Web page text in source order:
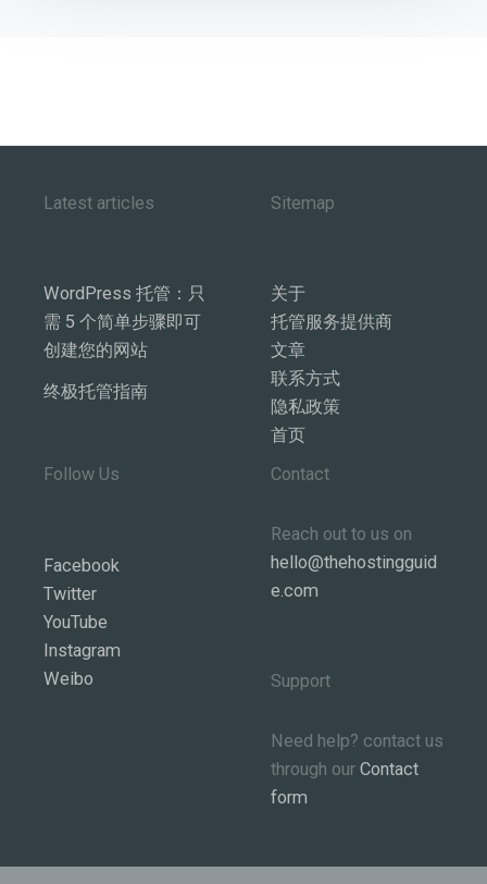
Latest articles
WordPress 托管：只
需 5 个简单步骤即可
创建您的网站
终极托管指南
Sitemap
关于
托管服务提供商
文章
联系方式
隐私政策
首页
Follow Us
Facebook
Twitter
YouTube
Instagram
Weibo
Contact
Reach out to us on
hello@thehostingguid
e.com
Support
Need help? contact us
through our Contact
form